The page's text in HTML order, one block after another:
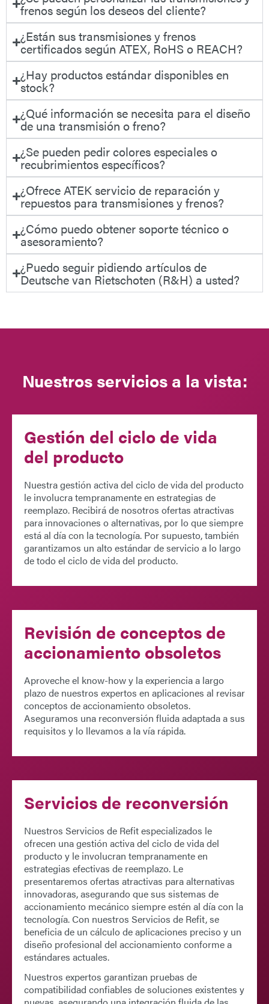
frenos según los deseos del cliente?
¿Están sus transmisiones y frenos
certificados según ATEX, RoHS o REACH?
¿Hay productos estándar disponibles en
stock?
¿Qué información se necesita para el diseño
de una transmisión o freno?
¿Se pueden pedir colores especiales o
recubrimientos específicos?
¿Ofrece ATEK servicio de reparación y
repuestos para transmisiones y frenos?
¿Cómo puedo obtener soporte técnico o
asesoramiento?
¿Puedo seguir pidiendo artículos de
Deutsche van Rietschoten (R&H) a usted?
Nuestros servicios a la vista:
Gestión del ciclo de vida
del producto
Nuestra gestión activa del ciclo de vida del producto
le involucra tempranamente en estrategias de
reemplazo. Recibirá de nosotros ofertas atractivas
para innovaciones o alternativas, por lo que siempre
está al día con la tecnología. Por supuesto, también
garantizamos un alto estándar de servicio a lo largo
de todo el ciclo de vida del producto.
Revisión de conceptos de
accionamiento obsoletos
Aproveche el know-how y la experiencia a largo
plazo de nuestros expertos en aplicaciones al revisar
conceptos de accionamiento obsoletos.
Aseguramos una reconversión fluida adaptada a sus
requisitos y lo llevamos a la vía rápida.
Servicios de reconversión
Nuestros Servicios de Refitespecializados le
ofrecen una gestión activa del ciclo de vida del
producto y le involucran tempranamente en
estrategias efectivas de reemplazo. Le
presentaremos ofertas atractivas para alternativas
innovadoras, asegurando que sus sistemas de
accionamiento mecánico siempre estén al día con la
tecnología. Con nuestros Servicios de Refit, se
beneficia de un cálculo de aplicaciones preciso y un
diseño profesional del accionamiento conforme a
estándares actuales.
Nuestros expertos garantizan pruebas de
compatibilidad confiables de soluciones existentes y